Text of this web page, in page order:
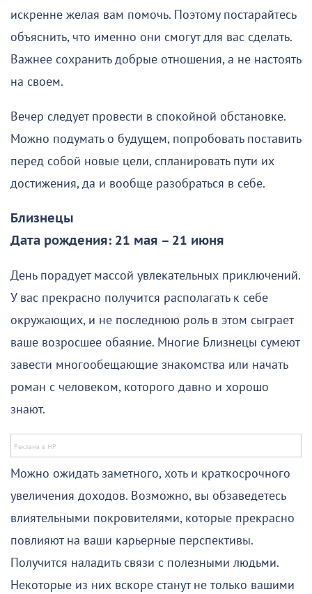
искренне желая вам помочь. Поэтому постарайтесь
объяснить, что именно они смогут для вас сделать.
Важнее сохранить добрые отношения, а не настоять
на своем.
Вечер следует провести в спокойной обстановке.
Можно подумать о будущем, попробовать поставить
перед собой новые цели, спланировать пути их
достижения, да и вообще разобраться в себе.
Близнецы
Дата рождения: 21 мая – 21 июня
День порадует массой увлекательных приключений.
У вас прекрасно получится располагать к себе
окружающих, и не последнюю роль в этом сыграет
ваше возросшее обаяние. Многие Близнецы сумеют
завести многообещающие знакомства или начать
роман с человеком, которого давно и хорошо
знают.
Можно ожидать заметного, хоть и краткосрочного
увеличения доходов. Возможно, вы обзаведетесь
влиятельными покровителями, которые прекрасно
повлияют на ваши карьерные перспективы.
Получится наладить связи с полезными людьми.
Некоторые из них вскоре станут не только вашими